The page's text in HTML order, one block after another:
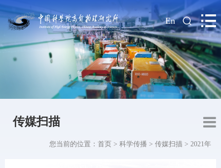
| En
传媒扫描
您当前的位置： 首页 > 科学传播 > 传媒扫描 > 2021年